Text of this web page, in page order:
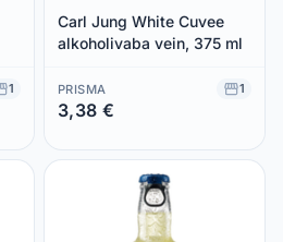
1
Carl Jung White Cuvee
alkoholivaba vein, 375 ml
PRISMA 1
3,38 €